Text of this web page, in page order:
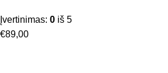
Įvertinimas: 0 iš 5
€89,00